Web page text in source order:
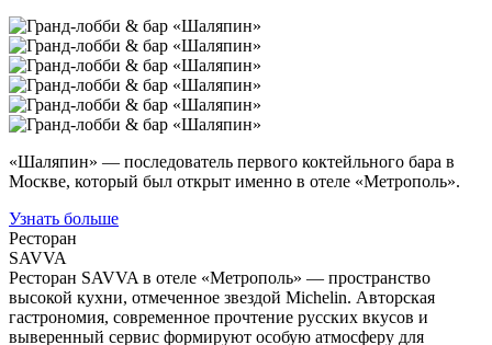
«Шаляпин» — последователь первого коктейльного бара в
Москве, который был открыт именно в отеле «Метрополь».
Узнать больше
Ресторан
SAVVA
Ресторан SAVVA в отеле «Метрополь» — пространство
высокой кухни, отмеченное звездой Michelin. Авторская
гастрономия, современное прочтение русских вкусов и
выверенный сервис формируют особую атмосферу для